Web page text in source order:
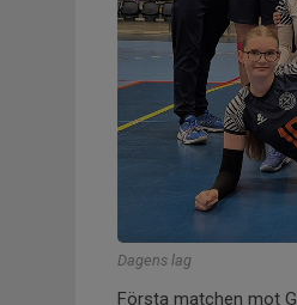
Dagens lag
Första matchen mot